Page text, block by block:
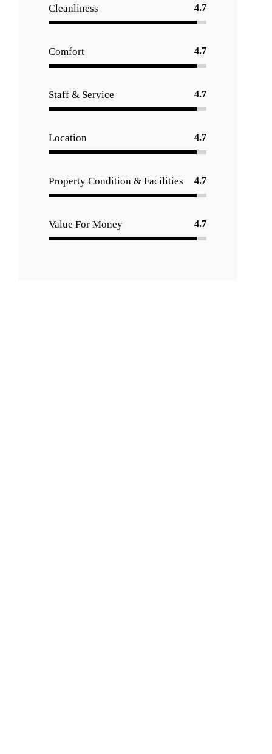
Cleanliness 4.7
Comfort 4.7
Staff & Service 4.7
Location 4.7
Property Condition & Facilities 4.7
Value For Money 4.7